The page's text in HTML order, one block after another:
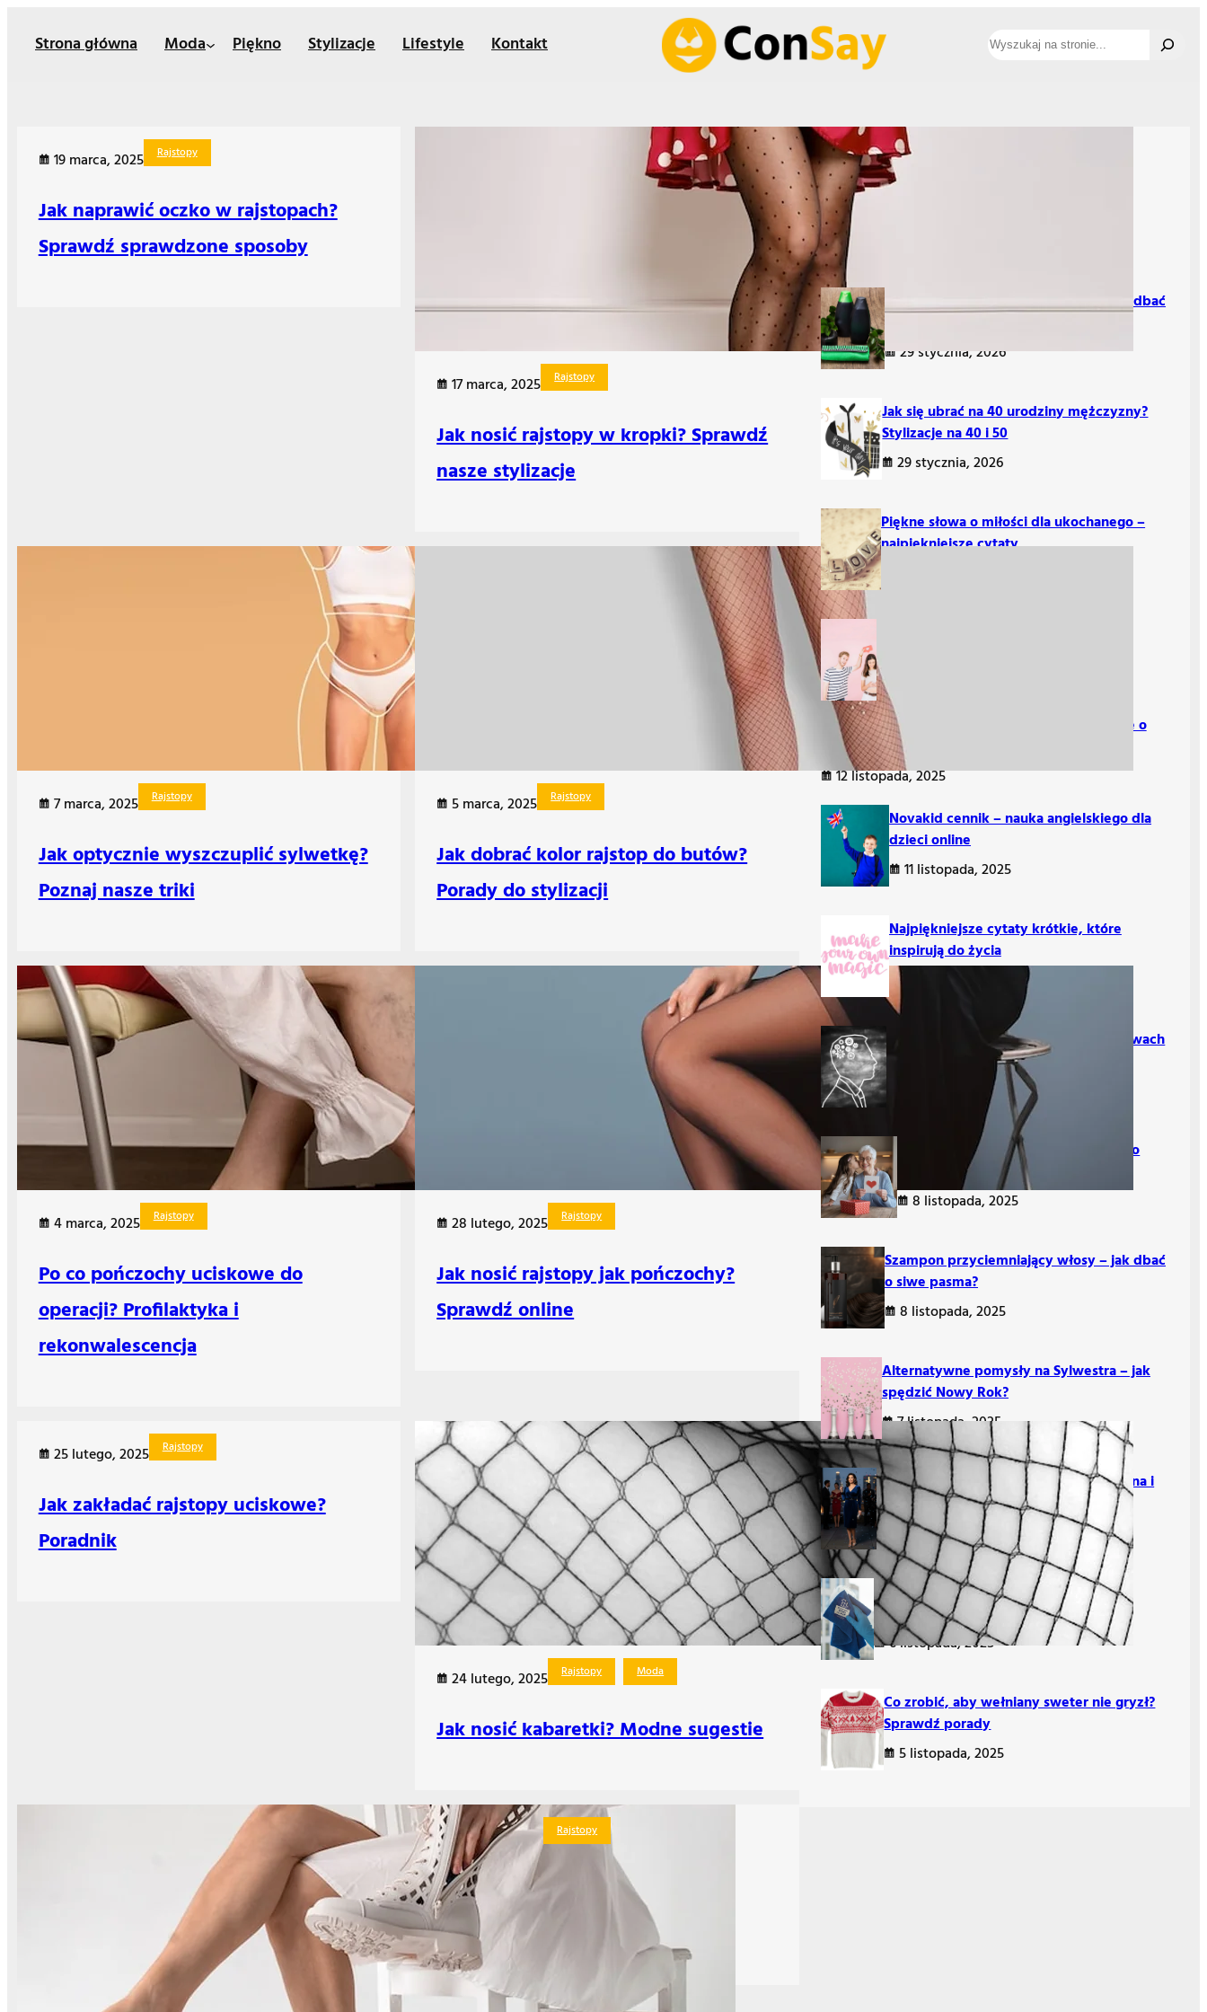
Strona główna Moda Piękno Stylizacje Lifestyle Kontakt Szukaj
19 marca, 2025 Rajstopy
Jak naprawić oczko w rajstopach?
Sprawdź sprawdzone sposoby
17 marca, 2025 Rajstopy
Jak nosić rajstopy w kropki? Sprawdź
nasze stylizacje
7 marca, 2025 Rajstopy
Jak optycznie wyszczuplić sylwetkę?
Poznaj nasze triki
5 marca, 2025 Rajstopy
Jak dobrać kolor rajstop do butów?
Porady do stylizacji
4 marca, 2025 Rajstopy
Po co pończochy uciskowe do
operacji? Profilaktyka i
rekonwalescencja
28 lutego, 2025 Rajstopy
Jak nosić rajstopy jak pończochy?
Sprawdź online
25 lutego, 2025 Rajstopy
Jak zakładać rajstopy uciskowe?
Poradnik
24 lutego, 2025 Rajstopy Moda
Jak nosić kabaretki? Modne sugestie
17 lutego, 2025 Rajstopy
Jak nosić rajstopy do sandałów?
Stylowe wskazówki
Najnowsze wpisy
Najlepsza ścierka do mycia okien – jak wybrać
idealną?
29 stycznia, 2026
Szampon przyciemniający włosy – jak dbać
29 stycznia, 2026
Jak się ubrać na 40 urodziny mężczyzny?
Stylizacje na 40 i 50
29 stycznia, 2026
Piękne słowa o miłości dla ukochanego –
najpiękniejsze cytaty
Sprawdzone sposoby na zagadanie
Krótkie cytaty ślubne – najpiękniejsze sentencje o
miłości
12 listopada, 2025
Novakid cennik – nauka angielskiego dla
dzieci online
11 listopada, 2025
Najpiękniejsze cytaty krótkie, które
inspirują do życia
Czy myślenie o kimś przyciąga? O prawach
9 listopada, 2025
Prezent na Dzień Babci i Dziadka – co
8 listopada, 2025
Szampon przyciemniający włosy – jak dbać
o siwe pasma?
8 listopada, 2025
Alternatywne pomysły na Sylwestra – jak
spędzić Nowy Rok?
7 listopada, 2025
Jak się ubrać na 40 urodziny – mężczyzna i
kobieta modne stylizacje
7 listopada, 2025
Najlepsza ścierka do mycia okien – jaką
wybrać? Ściereczka z mikrofibry?
6 listopada, 2025
Co zrobić, aby wełniany sweter nie gryzł?
Sprawdź porady
5 listopada, 2025